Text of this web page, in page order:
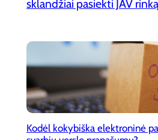
sklandžiai pasiekti JAV rinką
Kodėl kokybiška elektroninė